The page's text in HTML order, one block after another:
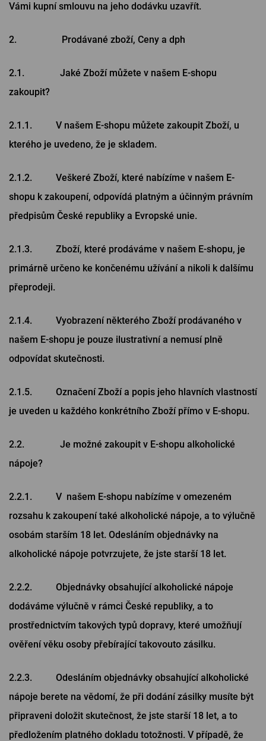
Vámi kupní smlouvu na jeho dodávku uzavřít.
2. Prodávané zboží, Ceny a dph
2.1. Jaké Zboží můžete v našem E-shopu
zakoupit?
2.1.1. V našem E-shopu můžete zakoupit Zboží, u
kterého je uvedeno, že je skladem.
2.1.2. Veškeré Zboží, které nabízíme v našem E-
shopu k zakoupení, odpovídá platným a účinným právním
předpisům České republiky a Evropské unie.
2.1.3. Zboží, které prodáváme v našem E-shopu, je
primárně určeno ke končenému užívání a nikoli k dalšímu
přeprodeji.
2.1.4. Vyobrazení některého Zboží prodávaného v
našem E-shopu je pouze ilustrativní a nemusí plně
odpovídat skutečnosti.
2.1.5. Označení Zboží a popis jeho hlavních vlastností
je uveden u každého konkrétního Zboží přímo v E-shopu.
2.2. Je možné zakoupit v E-shopu alkoholické
nápoje?
2.2.1. V našem E-shopu nabízíme v omezeném
rozsahu k zakoupení také alkoholické nápoje, a to výlučně
osobám starším 18 let. Odesláním objednávky na
alkoholické nápoje potvrzujete, že jste starší 18 let.
2.2.2. Objednávky obsahující alkoholické nápoje
dodáváme výlučně v rámci České republiky, a to
prostřednictvím takových typů dopravy, které umožňují
ověření věku osoby přebírající takovouto zásilku.
2.2.3. Odesláním objednávky obsahující alkoholické
nápoje berete na vědomí, že při dodání zásilky musíte být
připraveni doložit skutečnost, že jste starší 18 let, a to
předložením platného dokladu totožnosti. V případě, že